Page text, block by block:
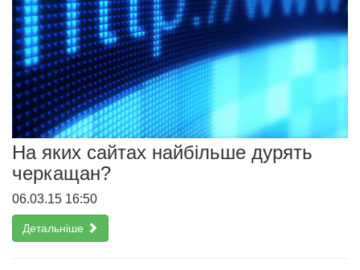
На яких сайтах найбільше дурять
черкащан?
06.03.15 16:50
Детальніше